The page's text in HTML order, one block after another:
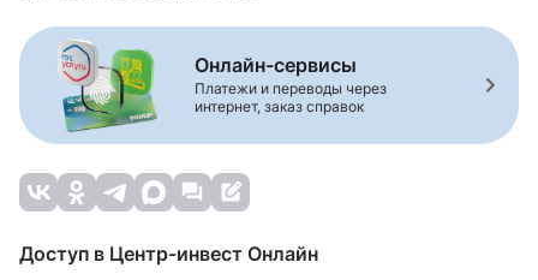
Онлайн-сервисы
Платежи и переводы через
интернет, заказ справок
Доступ в Центр-инвест Онлайн